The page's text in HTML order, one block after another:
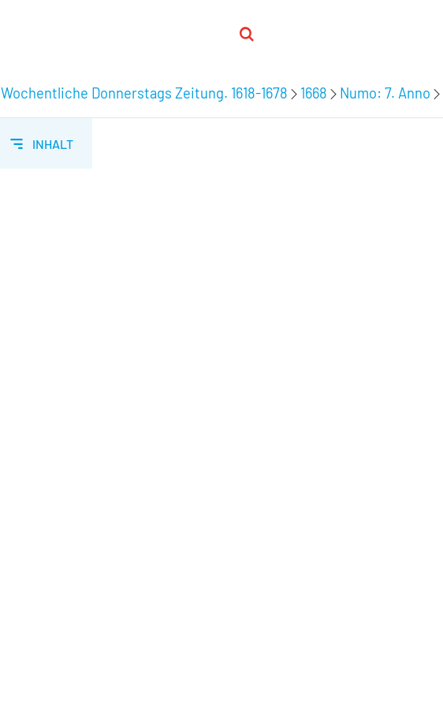
Wochentliche Donnerstags Zeitung. 1618-1678 1668 Numo: 7. Anno
INHALT